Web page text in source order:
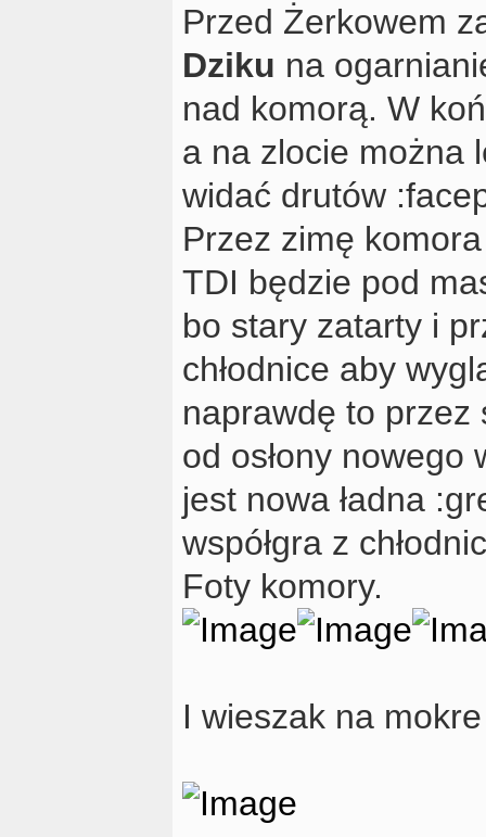
Przed Żerkowem
Dziku na
nad komorą. W
a na zlocie można
widać drutów
Przez zimę
TDI będzie pod
bo stary zatarty i
chłodnice aby
naprawdę to przez
od osłony
jest nowa ładna
współgra z
Foty komory.
I wieszak na